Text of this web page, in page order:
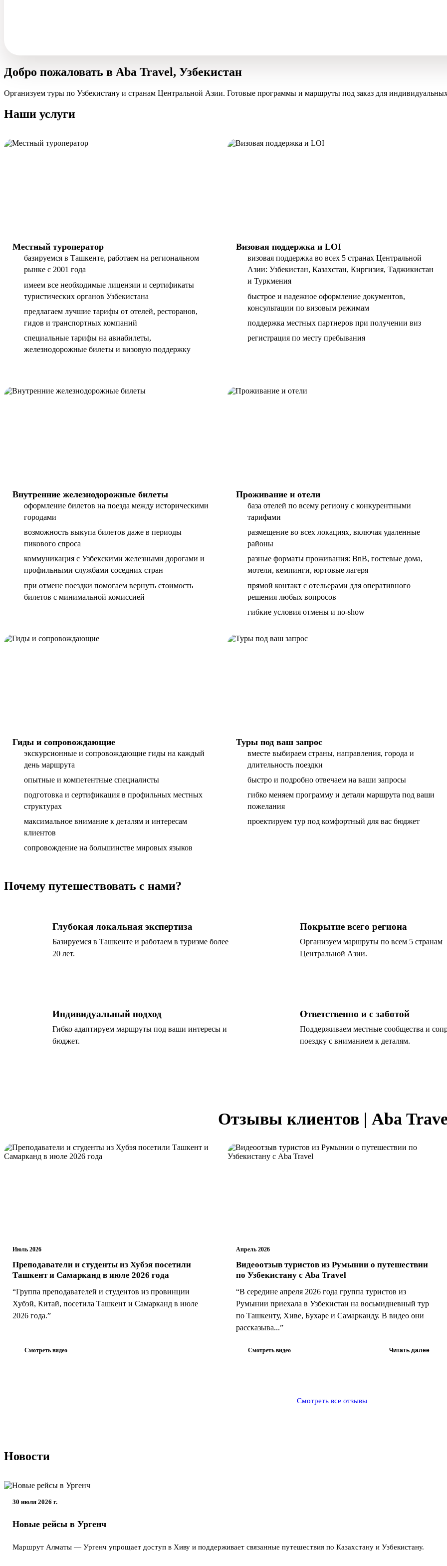
Добро пожаловать в Aba Travel, Узбекистан
Организуем туры по Узбекистану и странам Центральной Азии. Готовые программы и маршруты под заказ для
Наши услуги
Местный туроператор
базируемся в Ташкенте, работаем на региональном
рынке с 2001 года
имеем все необходимые лицензии и сертификаты
туристических органов Узбекистана
предлагаем лучшие тарифы от отелей, ресторанов,
гидов и транспортных компаний
специальные тарифы на авиабилеты,
железнодорожные билеты и визовую поддержку
Визовая поддержка и LOI
визовая поддержка во всех 5 странах Центральной
Азии: Узбекистан, Казахстан, Киргизия, Таджикистан
и Туркмения
быстрое и надежное оформление документов,
консультации по визовым режимам
поддержка местных партнеров при получении виз
регистрация по месту пребывания
Внутренние железнодорожные билеты
оформление билетов на поезда между историческими
городами
возможность выкупа билетов даже в периоды
пикового спроса
коммуникация с Узбекскими железными дорогами и
профильными службами соседних стран
при отмене поездки помогаем вернуть стоимость
билетов с минимальной комиссией
Проживание и отели
база отелей по всему региону с конкурентными
тарифами
размещение во всех локациях, включая удаленные
районы
разные форматы проживания: BnB, гостевые дома,
мотели, кемпинги, юртовые лагеря
прямой контакт с отельерами для оперативного
решения любых вопросов
гибкие условия отмены и no-show
Гиды и сопровождающие
экскурсионные и сопровождающие гиды на каждый
день маршрута
опытные и компетентные специалисты
подготовка и сертификация в профильных местных
структурах
максимальное внимание к деталям и интересам
клиентов
сопровождение на большинстве мировых языков
Туры под ваш запрос
вместе выбираем страны, направления, города и
длительность поездки
быстро и подробно отвечаем на ваши запросы
гибко меняем программу и детали маршрута под ваши
пожелания
проектируем тур под комфортный для вас бюджет
Почему путешествовать с нами?
Глубокая локальная экспертиза
Базируемся в Ташкенте и работаем в туризме более
20 лет.
Покрытие всего региона
Организуем маршруты по всем 5 странам
Центральной Азии.
Индивидуальный подход
Гибко адаптируем маршруты под ваши интересы и
бюджет.
Ответственно и с заботой
Поддерживаем местные сообщества и
поездку с вниманием к деталям.
Отзывы клиентов | Aba
Июль 2026
Преподаватели и студенты из Хубэя посетили
Ташкент и Самарканд в июле 2026 года
“Группа преподавателей и студентов из провинции
Хубэй, Китай, посетила Ташкент и Самарканд в июле
2026 года.”
Смотреть видео
Апрель 2026
Видеоотзыв туристов из Румынии о путешествии
по Узбекистану с Aba Travel
“В середине апреля 2026 года группа туристов из
Румынии приехала в Узбекистан на восьмидневный тур
по Ташкенту, Хиве, Бухаре и Самарканду. В видео они
рассказыва...”
Смотреть видео Читать далее
Смотреть все отзывы
Новости
30 июля 2026 г.
Новые рейсы в Ургенч
Маршрут Алматы — Ургенч упрощает доступ в Хиву и поддерживает связанные путешествия по Казахстану и Узбекистану.